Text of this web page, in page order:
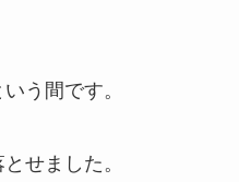
う間です。
せました。